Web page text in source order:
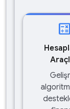
calculate